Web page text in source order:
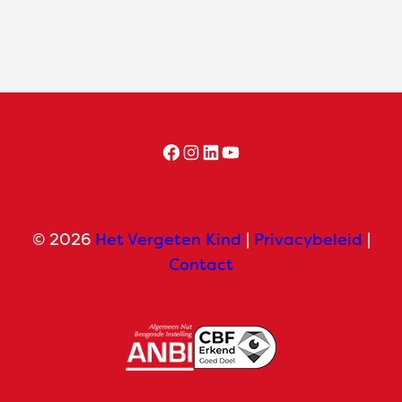
Facebook InstagramLinkedIn YouTube
© 2026 Het Vergeten Kind Privacybeleid
Contact